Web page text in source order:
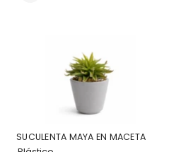
SUCULENTA MAYA EN MACETA